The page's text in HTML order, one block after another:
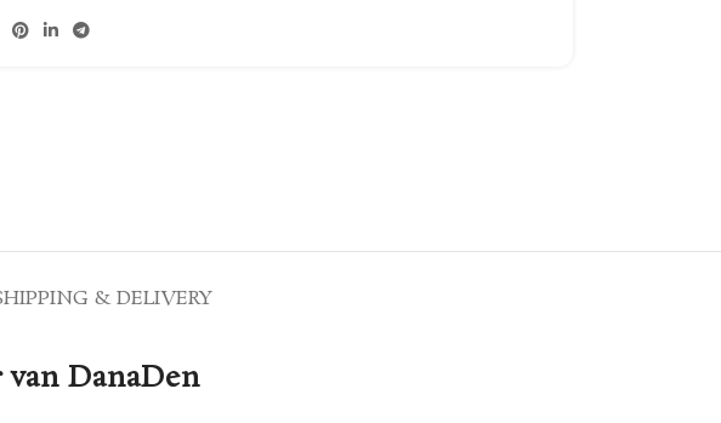
& DELIVERY
DanaDen